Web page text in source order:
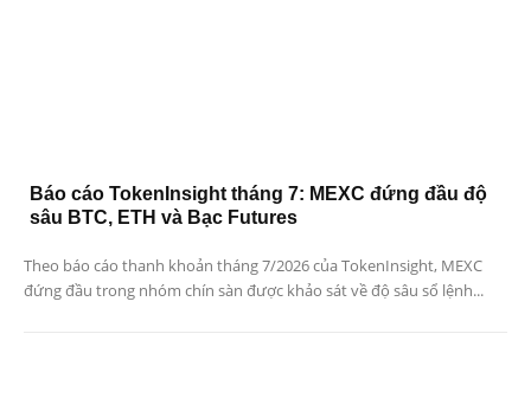
Báo cáo TokenInsight tháng 7: MEXC đứng đầu độ
sâu BTC, ETH và Bạc Futures
Theo báo cáo thanh khoản tháng 7/2026 của TokenInsight, MEXC
đứng đầu trong nhóm chín sàn được khảo sát về độ sâu sổ lệnh...